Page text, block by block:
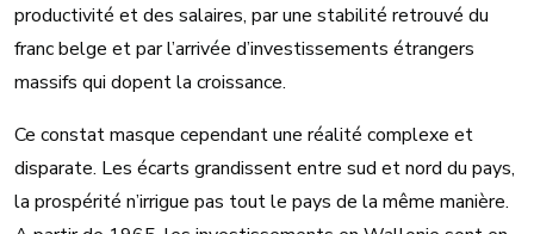
productivité et des salaires, par une stabilité retrouvé du
franc belge et par l’arrivée d’investissements étrangers
massifs qui dopent la croissance.
Ce constat masque cependant une réalité complexe et
disparate. Les écarts grandissent entre sud et nord du pays,
la prospérité n’irrigue pas tout le pays de la même manière.